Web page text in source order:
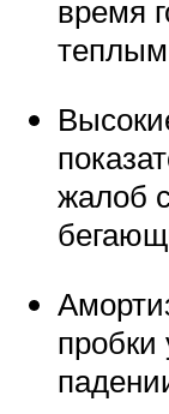
время
жалоб
пробки